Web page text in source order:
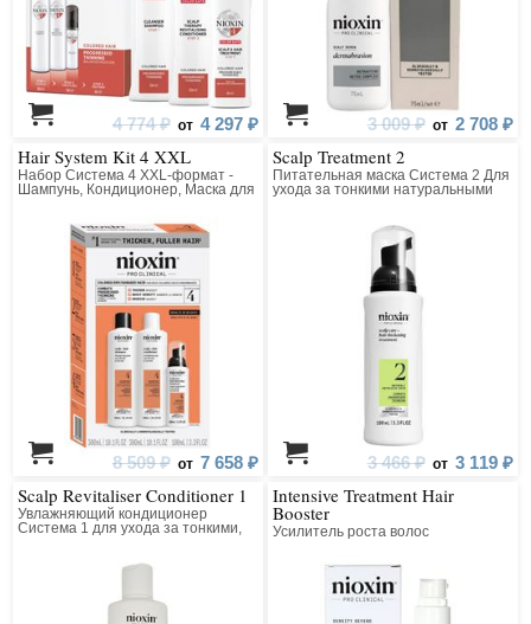
4 774 ₽ от 4 297 ₽ 3 009 ₽ от 2 708 ₽
Hair System Kit 4 XXL
Набор Система 4 XXL-формат -
Шампунь, Кондиционер, Маска для
(окрашенными); (заметно
редеющими)
8 509 ₽ от 7 658 ₽
Scalp Treatment 2
Питательная маска Система 2 Для
ухода за тонкими натуральными
3 466 ₽ от 3 119 ₽
Scalp Revitaliser Conditioner 1
Увлажняющий кондиционер
Система 1 для ухода за тонкими,
Intensive Treatment Hair
Booster
Усилитель роста волос